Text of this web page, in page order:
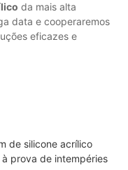
da mais alta
data e cooperaremos
eficazes e